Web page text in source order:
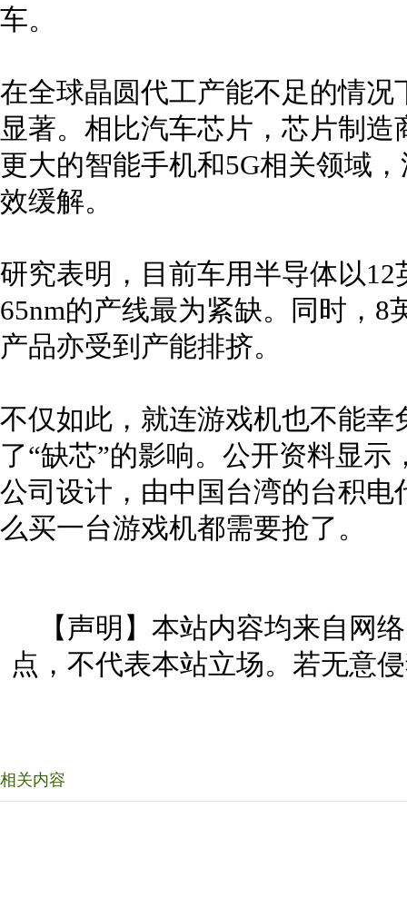
车。
在全球晶圆代工产能不足的情
显著。相比汽车芯片，芯片制
更大的智能手机和5G相关领域
效缓解。
研究表明，目前车用半导体以12
65nm的产线最为紧缺。同时，8
产品亦受到产能排挤。
不仅如此，就连游戏机也不能幸
了“缺芯”的影响。公开资料显
公司设计，由中国台湾的台积
么买一台游戏机都需要抢了。
【声明】本站内容均来自网
点，不代表本站立场。若无意
相关内容